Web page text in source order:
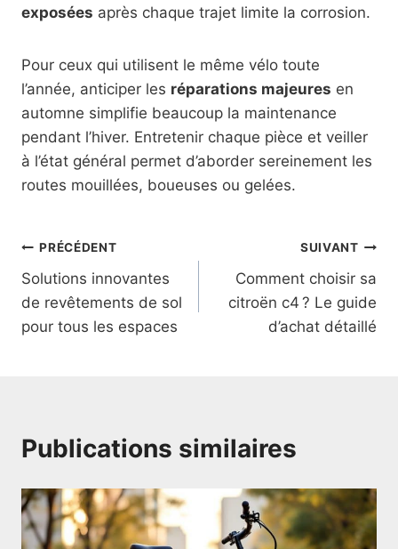
exposées après chaque trajet limite la corrosion.
Pour ceux qui utilisent le même vélo toute
l’année, anticiper les réparations majeures en
automne simplifie beaucoup la maintenance
pendant l’hiver. Entretenir chaque pièce et veiller
à l’état général permet d’aborder sereinement les
routes mouillées, boueuses ou gelées.
Navigation
de
l’article
PRÉCÉDENT
Solutions innovantes
de revêtements de sol
pour tous les espaces
SUIVANT
Comment choisir sa
citroën c4 ? Le guide
d’achat détaillé
Publications similaires